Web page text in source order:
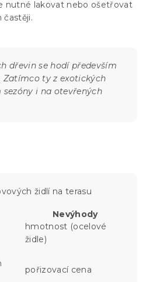
nutné lakovat nebo ošetřovat
častěji.
dřevin se hodí především
Zatímco ty z exotických
i na otevřených
židlí na terasu
Nevýhody
hmotnost (ocelové
židle)
pořizovací cena